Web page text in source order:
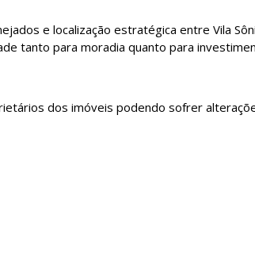
e localização estratégica entre Vila
tanto para moradia quanto para
dos imóveis podendo sofrer